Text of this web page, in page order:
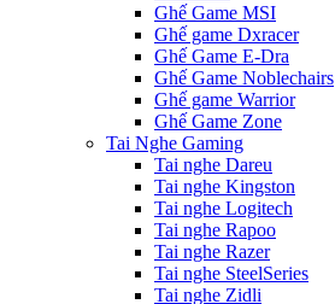
Ghế Game MSI
Ghế game Dxracer
Ghế Game E-Dra
Ghế Game Noblechairs
Ghế game Warrior
Ghế Game Zone
Tai Nghe Gaming
Tai nghe Dareu
Tai nghe Kingston
Tai nghe Logitech
Tai nghe Rapoo
Tai nghe Razer
Tai nghe SteelSeries
Tai nghe Zidli